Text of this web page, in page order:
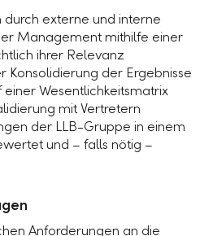
externe und interne
Management mithilfe einer
ihrer Relevanz
Konsolidierung der Ergebnisse
Wesentlichkeitsmatrix
mit Vertretern
der LLB-Gruppe in einem
und – falls nötig –
Anforderungen an die